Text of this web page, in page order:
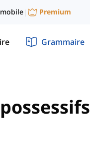
| Premium
Grammaire